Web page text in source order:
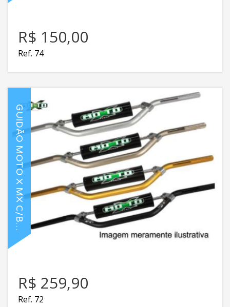
R$ 150,00
Ref. 74
G
U
I
D
Ã
O
M
O
T
O
X
M
X
C
/
B
A
R
R
A
7
/
8
2
2
.
2
M
MR$ 259,90
Ref. 72